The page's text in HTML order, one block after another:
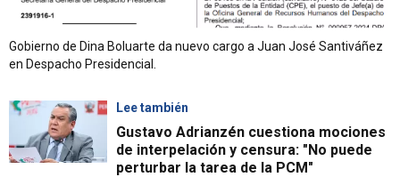
Gobierno de Dina Boluarte da nuevo cargo a Juan José Santiváñez
en Despacho Presidencial.
Lee también
Gustavo Adrianzén cuestiona mociones
de interpelación y censura: "No puede
perturbar la tarea de la PCM"